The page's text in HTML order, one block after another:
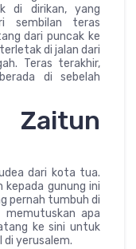
di dirikan, yang
sembilan teras
dari puncak ke
di jalan dari
Teras terakhir,
di sebelah
dari kota tua.
kepada gunung ini
pernah tumbuh di
memutuskan apa
ke sini untuk
yerusalem.